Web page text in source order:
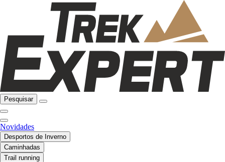
Pesquisar
Novidades
Desportos de Inverno
Caminhadas
Trail running